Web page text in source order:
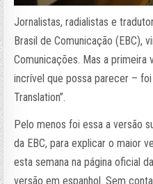
Jornalistas, radialistas e
Brasil de Comunicação (EBC),
Comunicações. Mas a
incrível que possa parecer – foi
Translation”.
Pelo menos foi essa a versão
da EBC, para explicar o maior
esta semana na página oficial
versão em espanhol. Sem